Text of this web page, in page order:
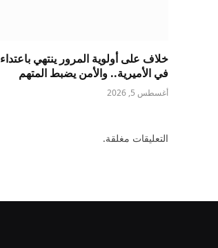
خلاف على أولوية المرور ينتهي باعتداء
في الأميرية.. والأمن يضبط المتهم
أغسطس 5, 2026
التعليقات مغلقة.